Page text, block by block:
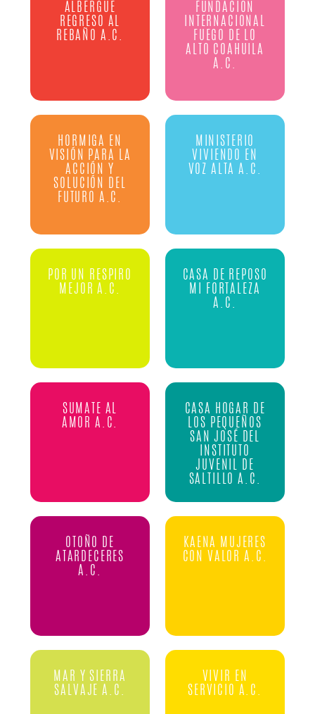
ALBERGUE
REGRESO AL
REBAÑO A.C.
FUNDACION
INTERNACIONAL
FUEGO DE LO
ALTO COAHUILA
A.C.
HORMIGA EN
VISIÓN PARA LA
ACCIÓN Y
SOLUCIÓN DEL
FUTURO A.C.
MINISTERIO
VIVIENDO EN
VOZ ALTA A.C.
POR UN RESPIRO
MEJOR A.C.
CASA DE REPOSO
MI FORTALEZA
A.C.
SUMATE AL
AMOR A.C.
CASA HOGAR DE
LOS PEQUEÑOS
SAN JOSÉ DEL
INSTITUTO
JUVENIL DE
SALTILLO A.C.
OTOÑO DE
ATARDECERES
A.C.
KAENA MUJERES
CON VALOR A.C.
MAR Y SIERRA
SALVAJE A.C.
VIVIR EN
SERVICIO A.C.